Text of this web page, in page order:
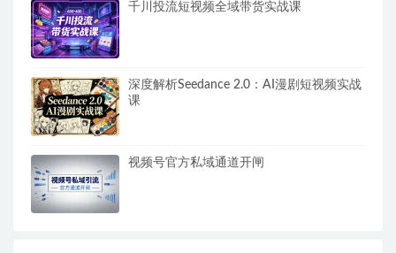
千川投流短视频全域带货实战课
深度解析Seedance 2.0：AI漫剧短视频实战
课
视频号官方私域通道开闸